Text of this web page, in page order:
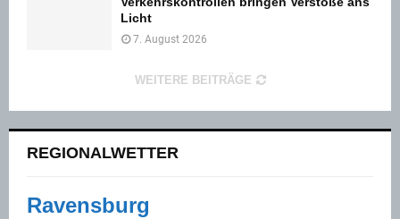
Licht
7. August 2026
WEITERE BEITRÄGE
REGIONALWETTER
Ravensburg